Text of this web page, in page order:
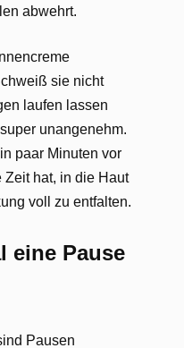
abwehrt.
sie nicht
laufen lassen
unangenehm.
paar Minuten vor
Zeit hat, in die Haut
voll zu entfalten.
eine Pause
Pausen